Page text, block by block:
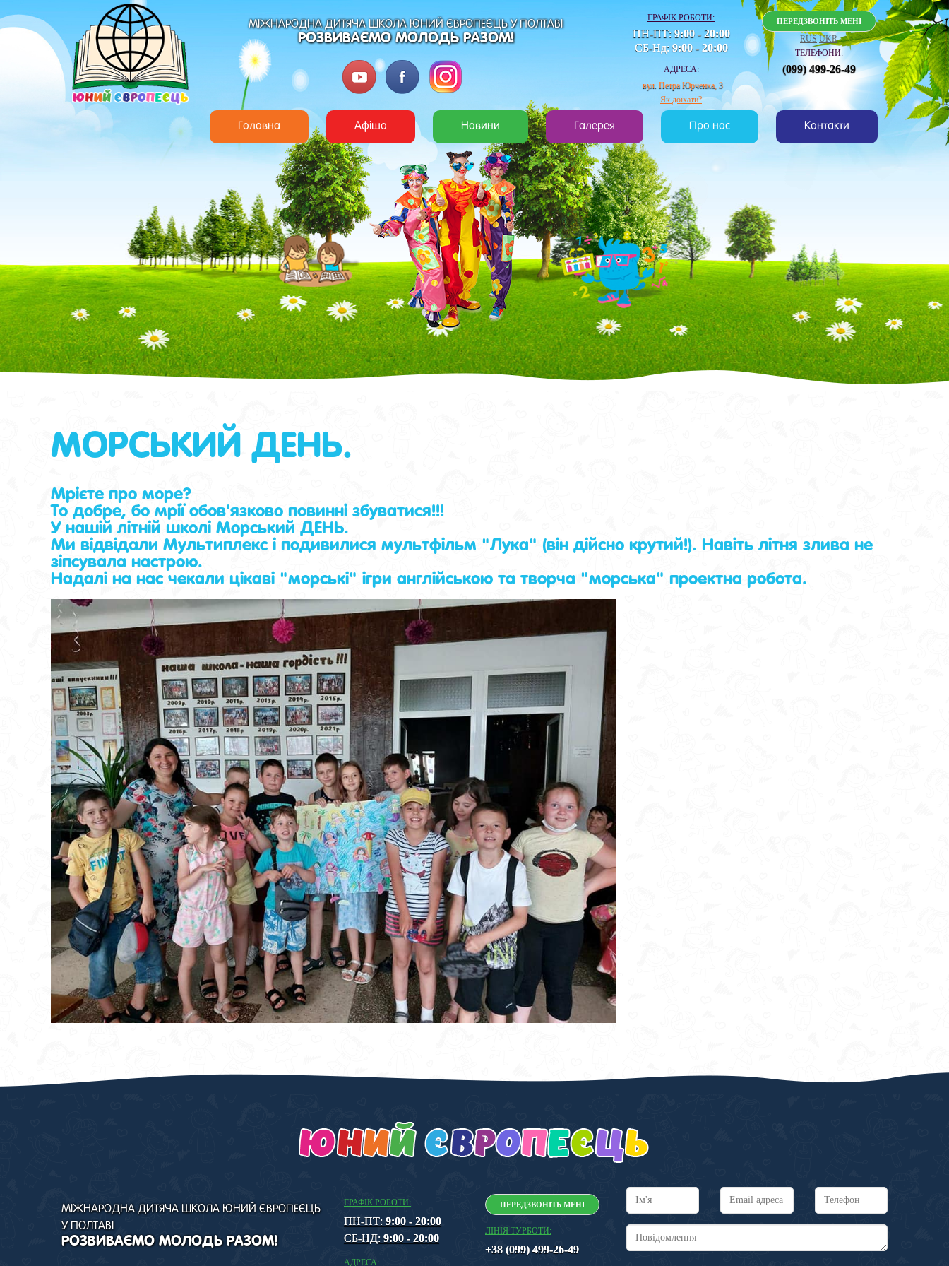
МІЖНАРОДНА ДИТЯЧА ШКОЛА ЮНИЙ ЄВРОПЕЄЦЬ У ПОЛТАВІ
РОЗВИВАЄМО МОЛОДЬ РАЗОМ!
ГРАФІК РОБОТИ:
ПН-ПТ: 9:00 - 20:00
СБ-Нд: 9:00 - 20:00
АДРЕСА:
вул. Петра Юрченка, 3
Як доїхати?
ПЕРЕДЗВОНІТЬ МЕНІ
RUS UKR
ТЕЛЕФОНИ:
(099) 499-26-49
Головна Афіша Новини Галерея Про нас Контакти
МОРСЬКИЙ ДЕНЬ.
Мрієте про море?
То добре, бо мрії обов'язково повинні збуватися!!!
У нашій літній школі Морський ДЕНЬ.
Ми відвідали Мультиплекс і подивилися мультфільм "Лука" (він дійсно крутий!). Навіть літня злива не
зіпсувала настрою.
Надалі на нас чекали цікаві "морські" ігри англійською та творча "морська" проектна робота.
МІЖНАРОДНА ДИТЯЧА ШКОЛА ЮНИЙ ЄВРОПЕЄЦЬ
У ПОЛТАВІ
РОЗВИВАЄМО МОЛОДЬ РАЗОМ!
ГРАФІК РОБОТИ:
ПН-ПТ: 9:00 - 20:00
СБ-НД: 9:00 - 20:00
АДРЕСА:
ПЕРЕДЗВОНІТЬ МЕНІ
ЛІНІЯ ТУРБОТИ:
+38 (099) 499-26-49